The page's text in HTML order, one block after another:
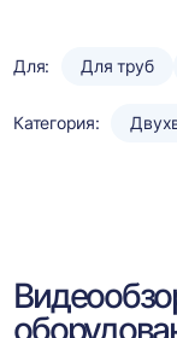
Для: Для труб
Категория: